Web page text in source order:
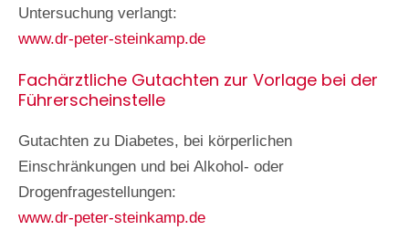
Untersuchung verlangt:
www.dr-peter-steinkamp.de
Fachärztliche Gutachten zur Vorlage bei der
Führerscheinstelle
Gutachten zu Diabetes, bei körperlichen
Einschränkungen und bei Alkohol- oder
Drogenfragestellungen:
www.dr-peter-steinkamp.de